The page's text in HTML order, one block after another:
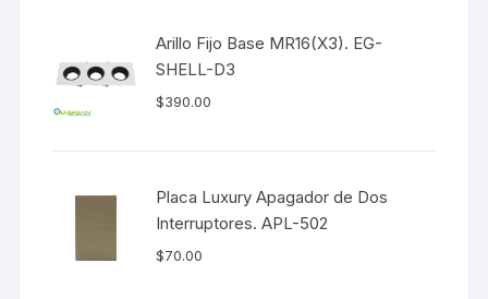
Arillo Fijo Base MR16(X3). EG-
SHELL-D3
$390.00
Placa Luxury Apagador de Dos
Interruptores. APL-502
$70.00